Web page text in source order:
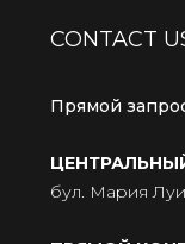
CONTACT
Прямой
бул. Мария